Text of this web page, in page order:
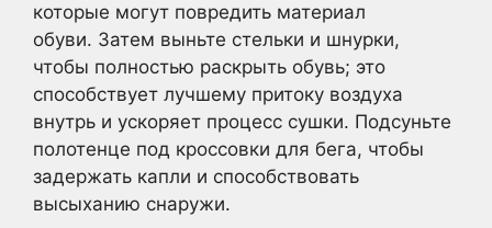
которые могут повредить материал
обуви. Затем выньте стельки и шнурки,
чтобы полностью раскрыть обувь; это
способствует лучшему притоку воздуха
внутрь и ускоряет процесс сушки. Подсуньте
полотенце под кроссовки для бега, чтобы
задержать капли и способствовать
высыханию снаружи.